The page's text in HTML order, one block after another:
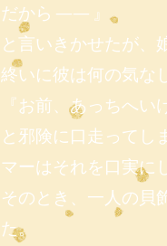
だから ―― 』
と言いきかせたが、
終いに彼は何の気な
『お前、あっちへい
と邪険に口走ってし
マーはそれを口実に
そのとき、一人の貝
た。